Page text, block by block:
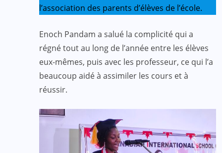
l’association des parents d’élèves de l’école.
Enoch Pandam a salué la complicité qui a
régné tout au long de l’année entre les élèves
eux-mêmes, puis avec les professeur, ce qui l’a
beaucoup aidé à assimiler les cours et à
réussir.